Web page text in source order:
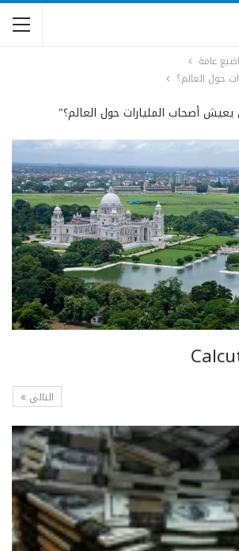
عامة
حول العالم؟
يعيش أصحاب المليارات حول العالم؟"
التالي